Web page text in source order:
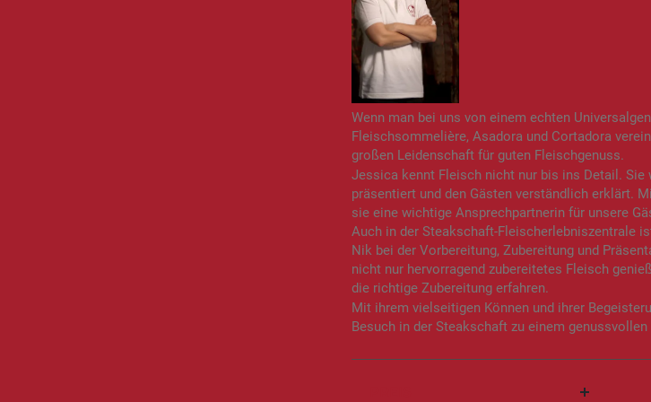
Wenn man bei uns von einem echten
Fleischsommelière, Asadora und Cortadora
großen Leidenschaft für guten Fleischgenuss.
Jessica kennt Fleisch nicht nur bis ins Detail.
präsentiert und den Gästen verständlich erklärt.
sie eine wichtige Ansprechpartnerin für unsere
Auch in der Steakschaft-Fleischerlebniszentrale
Nik bei der Vorbereitung, Zubereitung und
nicht nur hervorragend zubereitetes Fleisch
die richtige Zubereitung erfahren.
Mit ihrem vielseitigen Können und ihrer
Besuch in der Steakschaft zu einem